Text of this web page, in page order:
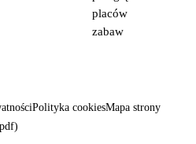
placów
zabaw
Polityka cookiesMapa strony